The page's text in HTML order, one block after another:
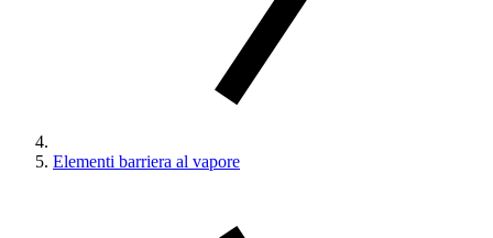
Elementi barriera al vapore